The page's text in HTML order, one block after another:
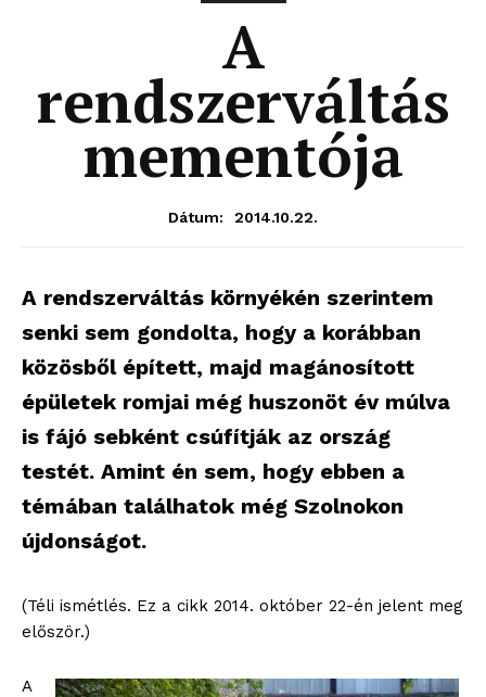
A
rendszerváltás
mementója
Dátum: 2014.10.22.
A rendszerváltás környékén szerintem
senki sem gondolta, hogy a korábban
közösből épített, majd magánosított
épületek romjai még huszonöt év múlva
is fájó sebként csúfítják az ország
testét. Amint én sem, hogy ebben a
témában találhatok még Szolnokon
újdonságot.
(Téli ismétlés. Ez a cikk 2014. október 22-én jelent meg
először.)
A